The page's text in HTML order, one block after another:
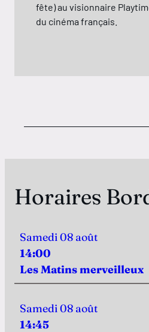
fête) au visionnaire
du cinéma français.
Horaires
Samedi 08 août
14:00
Les Matins merveilleux
Samedi 08 août
14:45